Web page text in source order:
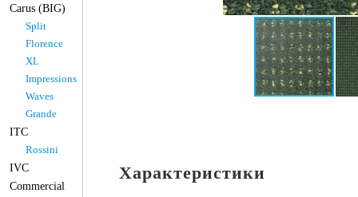
Carus (BIG)
Split
Florence
XL
Impressions
Waves
Grande
ITC
Rossini
IVC
Commercial
Характеристики